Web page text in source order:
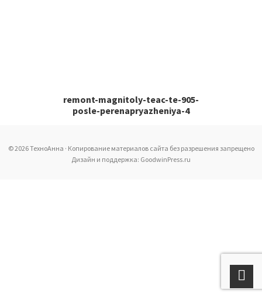
remont-magnitoly-teac-te-905-
posle-perenapryazheniya-4
© 2026 ТехноАнна · Копирование материалов сайта без разрешения запрещено
Дизайн и поддержка: GoodwinPress.ru